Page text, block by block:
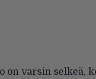
on varsin selkeä,